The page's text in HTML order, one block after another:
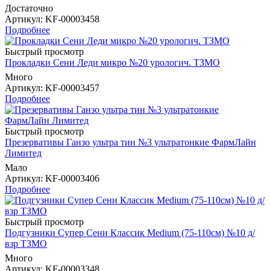
Достаточно
Артикул: KF-00003458
Подробнее
Быстрый просмотр
Прокладки Сени Леди микро №20 урологич. ТЗМО
Много
Артикул: KF-00003457
Подробнее
Быстрый просмотр
Презервативы Ганзо ультра тин №3 ультратонкие ФармЛайн
Лимитед
Мало
Артикул: KF-00003406
Подробнее
Быстрый просмотр
Подгузники Супер Сени Классик Medium (75-110см) №10 д/
взр ТЗМО
Много